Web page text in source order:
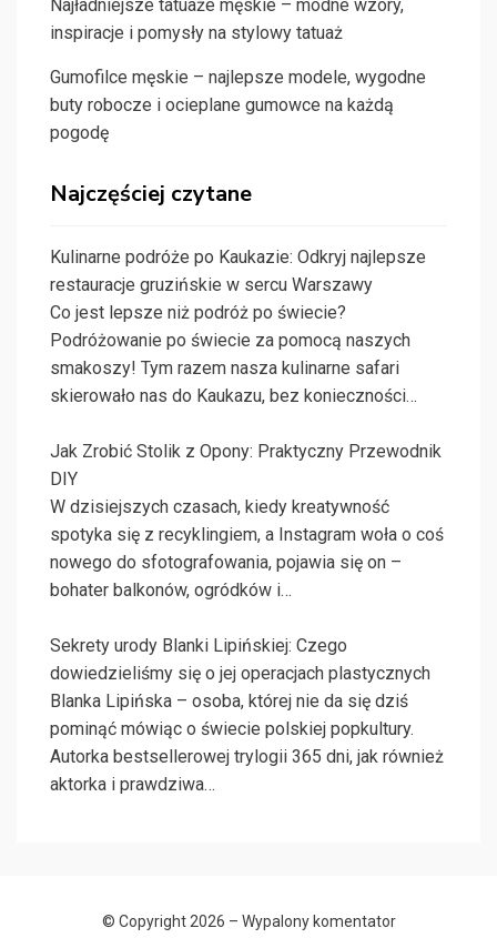
Najładniejsze tatuaże męskie – modne wzory,
inspiracje i pomysły na stylowy tatuaż
Gumofilce męskie – najlepsze modele, wygodne
buty robocze i ocieplane gumowce na każdą
pogodę
Najczęściej czytane
Kulinarne podróże po Kaukazie: Odkryj najlepsze
restauracje gruzińskie w sercu Warszawy
Co jest lepsze niż podróż po świecie?
Podróżowanie po świecie za pomocą naszych
smakoszy! Tym razem nasza kulinarne safari
skierowało nas do Kaukazu, bez konieczności…
Jak Zrobić Stolik z Opony: Praktyczny Przewodnik
DIY
W dzisiejszych czasach, kiedy kreatywność
spotyka się z recyklingiem, a Instagram woła o coś
nowego do sfotografowania, pojawia się on –
bohater balkonów, ogródków i…
Sekrety urody Blanki Lipińskiej: Czego
dowiedzieliśmy się o jej operacjach plastycznych
Blanka Lipińska – osoba, której nie da się dziś
pominąć mówiąc o świecie polskiej popkultury.
Autorka bestsellerowej trylogii 365 dni, jak również
aktorka i prawdziwa…
© Copyright 2026 – Wypalony komentator